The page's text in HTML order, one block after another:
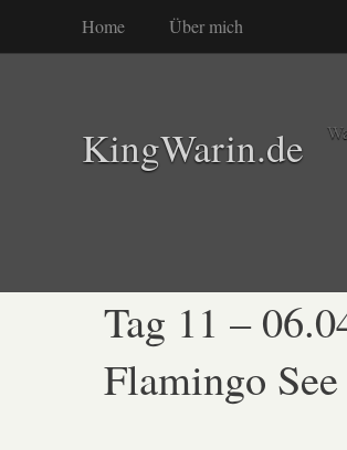
Home Über mich
KingWarin.de
Tag 11 –
Flamingo